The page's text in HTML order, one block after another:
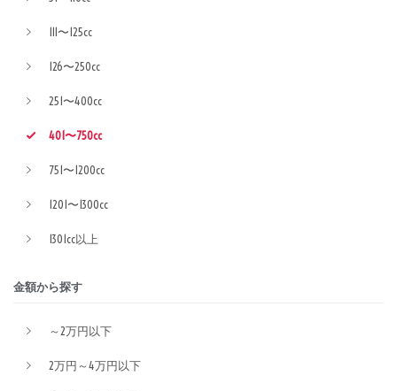
111〜125cc
126〜250cc
251〜400cc
401〜750cc
751〜1200cc
1201〜1300cc
1301cc以上
金額から探す
～2万円以下
2万円～4万円以下